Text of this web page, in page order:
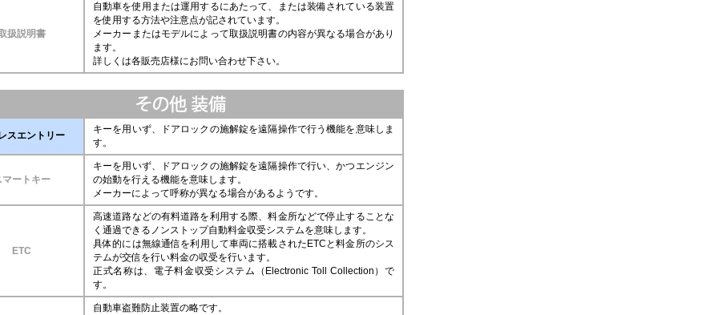
扱説明書
自動車を使用または運用するにあたって、または装備されている装置
を使用する方法や注意点が記されています。
メーカーまたはモデルによって取扱説明書の内容が異なる場合があり
ます。
詳しくは各販売店様にお問い合わせ下さい。
スエントリー
キーを用いず、ドアロックの施解錠を遠隔操作で行う機能を意味しま
す。
マートキー
キーを用いず、ドアロックの施解錠を遠隔操作で行い、かつエンジン
の始動を行える機能を意味します。
メーカーによって呼称が異なる場合があるようです。
ETC
高速道路などの有料道路を利用する際、料金所などで停止することな
く通過できるノンストップ自動料金収受システムを意味します。
具体的には無線通信を利用して車両に搭載されたETCと料金所のシス
テムが交信を行い料金の収受を行います。
正式名称は、電子料金収受システム（Electronic Toll Collection）で
す。
自動車盗難防止装置の略です。